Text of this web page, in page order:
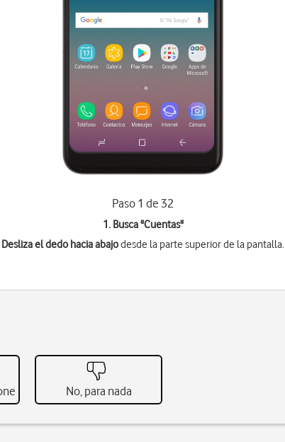
Paso 1 de 32
1. Busca "Cuentas"
Desliza el dedo hacia abajodesde la parte superior de la pantalla.
No, para nada